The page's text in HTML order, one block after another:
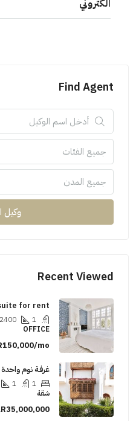
الكتروني
Find Agent
جميع الفئات
جميع المدن
وكيل
Recent Viewed
for rent
2400
OFFICE
mo
غرفة نوم
شقة